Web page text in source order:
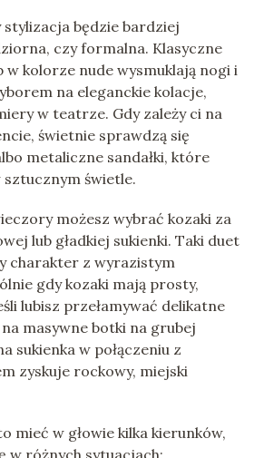
stylizacja będzie bardziej
czy formalna. Klasyczne
w kolorze nude wysmuklają nogi i
na eleganckie kolacje,
w teatrze. Gdy zależy ci na
świetnie sprawdzą się
metaliczne sandałki, które
sztucznym świetle.
możesz wybrać kozaki za
lub gładkiej sukienki. Taki duet
charakter z wyrazistym
gdy kozaki mają prosty,
lubisz przełamywać delikatne
masywne botki na grubej
sukienka w połączeniu z
zyskuje rockowy, miejski
mieć w głowie kilka kierunków,